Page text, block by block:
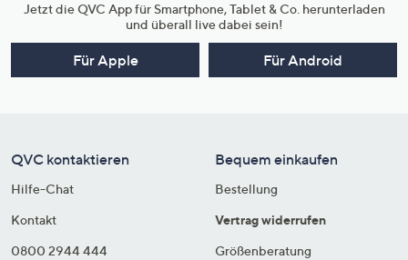
Jetzt die QVC App für Smartphone, Tablet & Co. herunterladen
und überall live dabei sein!
Für Apple Für Android
QVC kontaktieren
Hilfe-Chat
Kontakt
0800 2944 444
Bequem einkaufen
Bestellung
Vertrag widerrufen
Größenberatung